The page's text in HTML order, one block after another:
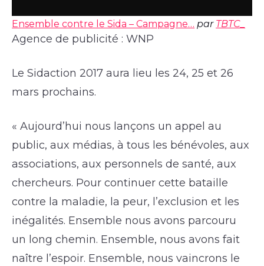
Ensemble contre le Sida – Campagne… par TBTC_
Agence de publicité : WNP
Le Sidaction 2017 aura lieu les 24, 25 et 26
mars prochains.
« Aujourd’hui nous lançons un appel au
public, aux médias, à tous les bénévoles, aux
associations, aux personnels de santé, aux
chercheurs. Pour continuer cette bataille
contre la maladie, la peur, l’exclusion et les
inégalités. Ensemble nous avons parcouru
un long chemin. Ensemble, nous avons fait
naître l’espoir. Ensemble, nous vaincrons le